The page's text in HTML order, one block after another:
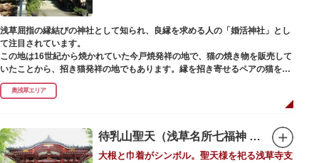
浅草屈指の縁結びの神社として知られ、良縁を求める人の「婚活神社」とし
て注目されています。
この地は16世紀から焼かれていた今戸焼発祥の地で、猫の焼き物を販売して
いたことから、招き猫発祥の地でもあります。縁を招き寄せるペアの猫をモ
チーフにした絵馬や御朱印帳も人気です。
1063（康平6）年、時の奥羽鎮守府源頼朝・義家父子が祈願し鎌倉の鶴ヶ丘
末に活躍した新選組沖田総司の終焉の地の碑も佇んでいます。また、浅草名
所七福神の福禄寿が祀られており、七福神詣りの参拝客でも賑わうスポット
です。
奥浅草エリア
待乳山聖天（浅草名所七福神 毘沙門天）
大根と巾着がシンボル。聖天様を祀る浅草寺支